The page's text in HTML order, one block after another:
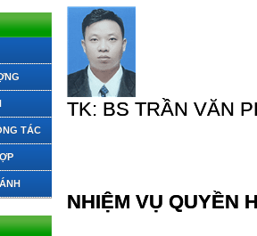
TÁC
TK: BS TRẦN VĂN
NHIỆM VỤ QUYỀN